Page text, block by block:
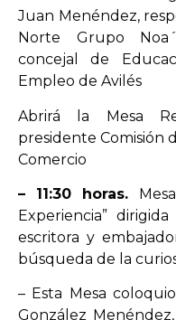
Juan Menéndez, r
Norte Grupo
concejal de
Empleo de Avilés
Abrirá la Mesa
presidente Comisión
Comercio
– 11:30 horas.
Experiencia” dirigida
escritora y
búsqueda de la
– Esta Mesa coloquio
González Menéndez